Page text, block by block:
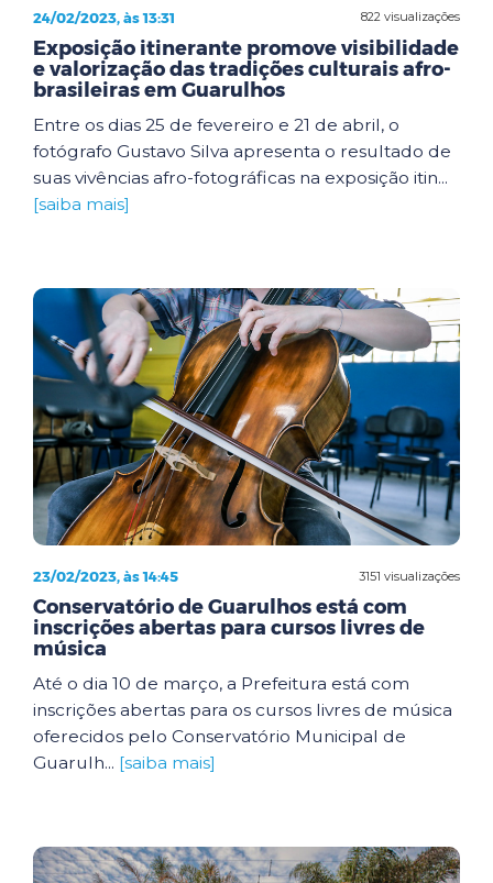
822 visualizações
24/02/2023, às 13:31
Exposição itinerante promove visibilidade
e valorização das tradições culturais afro-
brasileiras em Guarulhos
Entre os dias 25 de fevereiro e 21 de abril, o
fotógrafo Gustavo Silva apresenta o resultado de
suas vivências afro-fotográficas na exposição itin...
[saiba mais]
3151 visualizações
23/02/2023, às 14:45
Conservatório de Guarulhos está com
inscrições abertas para cursos livres de
música
Até o dia 10 de março, a Prefeitura está com
inscrições abertas para os cursos livres de música
oferecidos pelo Conservatório Municipal de
Guarulh... [saiba mais]